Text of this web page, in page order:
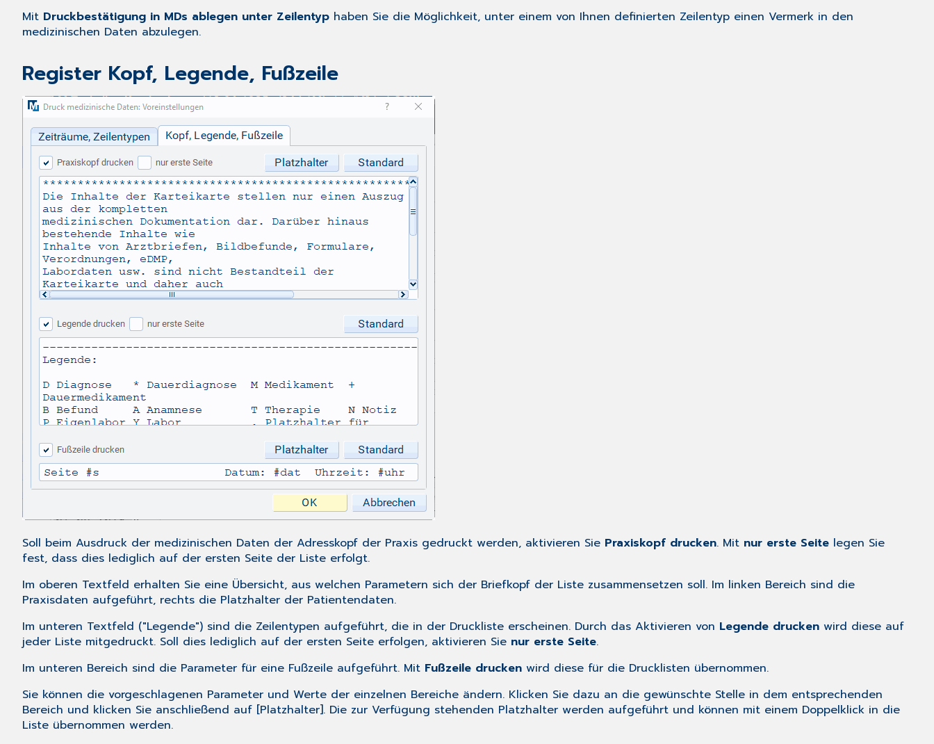
Mit Druckbestätigung in MDs ablegen unter Zeilentyp haben Sie die Möglichkeit, unter einem von Ihnen definierten Zeilentyp einen Vermerk in den
medizinischen Daten abzulegen.
Register Kopf, Legende, Fußzeile
Soll beim Ausdruck der medizinischen Daten der Adresskopf der Praxis gedruckt werden, aktivieren Sie Praxiskopf drucken. Mit nur erste Seite legen Sie
fest, dass dies lediglich auf der ersten Seite der Liste erfolgt.
Im oberen Textfeld erhalten Sie eine Übersicht, aus welchen Parametern sich der Briefkopf der Liste zusammensetzen soll. Im linken Bereich sind die
Praxisdaten aufgeführt, rechts die Platzhalter der Patientendaten.
Im unteren Textfeld ("Legende") sind die Zeilentypen aufgeführt, die in der Druckliste erscheinen. Durch das Aktivieren von Legende drucken wird diese auf
jeder Liste mitgedruckt. Soll dies lediglich auf der ersten Seite erfolgen, aktivieren Sie nur erste Seite.
Im unteren Bereich sind die Parameter für eine Fußzeile aufgeführt. Mit Fußzeile drucken wird diese für die Drucklisten übernommen.
Sie können die vorgeschlagenen Parameter und Werte der einzelnen Bereiche ändern. Klicken Sie dazu an die gewünschte Stelle in dem entsprechenden
Bereich und klicken Sie anschließend auf [Platzhalter]. Die zur Verfügung stehenden Platzhalter werden aufgeführt und können mit einem Doppelklick in die
Liste übernommen werden.